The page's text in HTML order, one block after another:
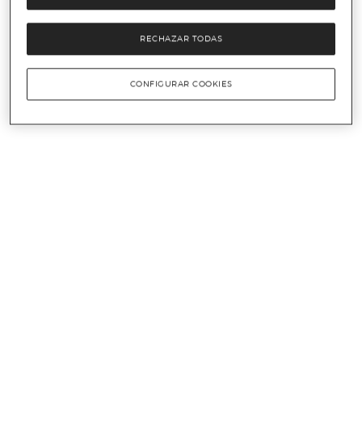
RECHAZAR TODAS
CONFIGURAR COOKIES